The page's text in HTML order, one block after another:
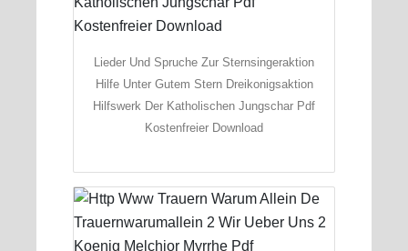
Lieder Und Spruche Zur Sternsingeraktion
Hilfe Unter Gutem Stern Dreikonigsaktion
Hilfswerk Der Katholischen Jungschar Pdf
Kostenfreier Download